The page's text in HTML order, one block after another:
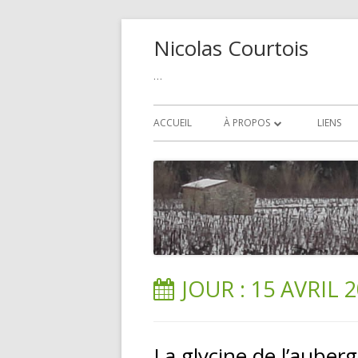
Nicolas Courtois
…
Menu
principal
ACCUEIL À PROPOS LIENS
JOUR : 15 AVRIL